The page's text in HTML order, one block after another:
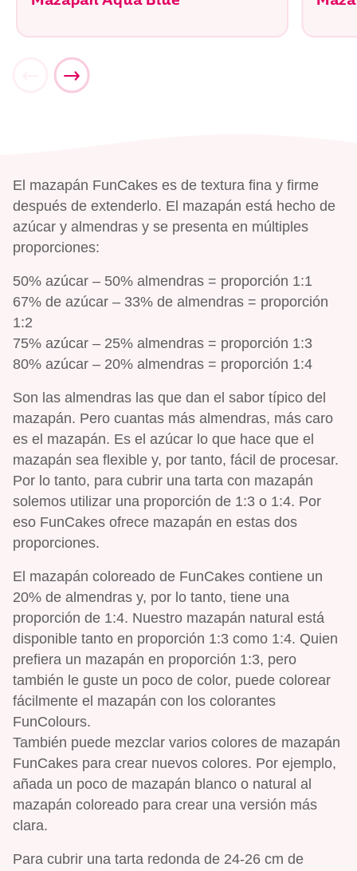
El mazapán FunCakes es de textura fina y firme
después de extenderlo. El mazapán está hecho de
azúcar y almendras y se presenta en múltiples
proporciones:
50% azúcar – 50% almendras = proporción 1:1
67% de azúcar – 33% de almendras = proporción
1:2
75% azúcar – 25% almendras = proporción 1:3
80% azúcar – 20% almendras = proporción 1:4
Son las almendras las que dan el sabor típico del
mazapán. Pero cuantas más almendras, más caro
es el mazapán. Es el azúcar lo que hace que el
mazapán sea flexible y, por tanto, fácil de procesar.
Por lo tanto, para cubrir una tarta con mazapán
solemos utilizar una proporción de 1:3 o 1:4. Por
eso FunCakes ofrece mazapán en estas dos
proporciones.
El mazapán coloreado de FunCakes contiene un
20% de almendras y, por lo tanto, tiene una
proporción de 1:4. Nuestro mazapán natural está
disponible tanto en proporción 1:3 como 1:4. Quien
prefiera un mazapán en proporción 1:3, pero
también le guste un poco de color, puede colorear
fácilmente el mazapán con los colorantes
FunColours.
También puede mezclar varios colores de mazapán
FunCakes para crear nuevos colores. Por ejemplo,
añada un poco de mazapán blanco o natural al
mazapán coloreado para crear una versión más
clara.
Para cubrir una tarta redonda de 24-26 cm de